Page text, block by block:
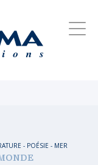
- POÉSIE - MER